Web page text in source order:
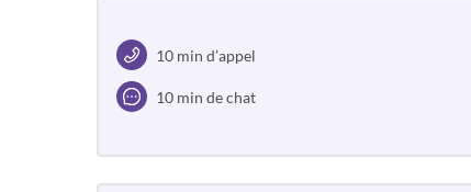
10 min d’appel
10 min de chat